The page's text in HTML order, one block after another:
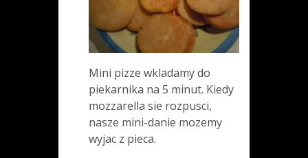
Mini pizze wkladamy do
piekarnika na 5 minut. Kiedy
mozzarella sie rozpusci,
nasze mini-danie mozemy
wyjac z pieca.